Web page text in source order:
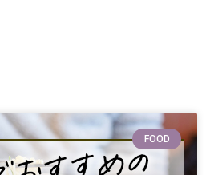
FOOD